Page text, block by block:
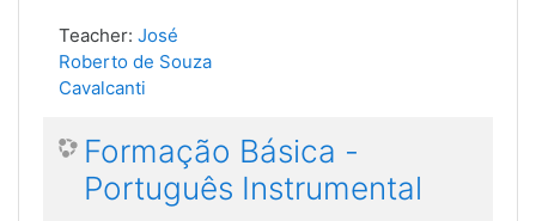
Teacher: José
Roberto de Souza
Cavalcanti
Formação Básica -
Português Instrumental